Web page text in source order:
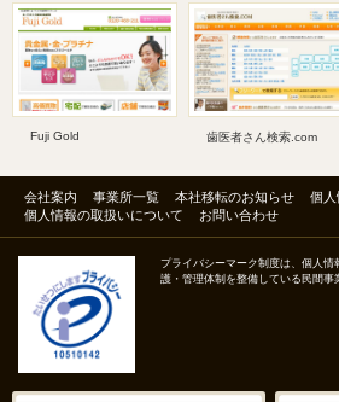
Fuji Gold 歯医者さん検索.com
会社案内 事業所一覧 本社移転のお知らせ
個人
個人情報の取扱いについて
お問い合わせ
プライバシーマーク制度は、個人
護・管理体制を整備している民間事